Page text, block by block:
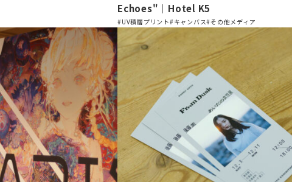
Echoes"｜Hotel K5
#UV積層プリント#キャンバス#その他メディア